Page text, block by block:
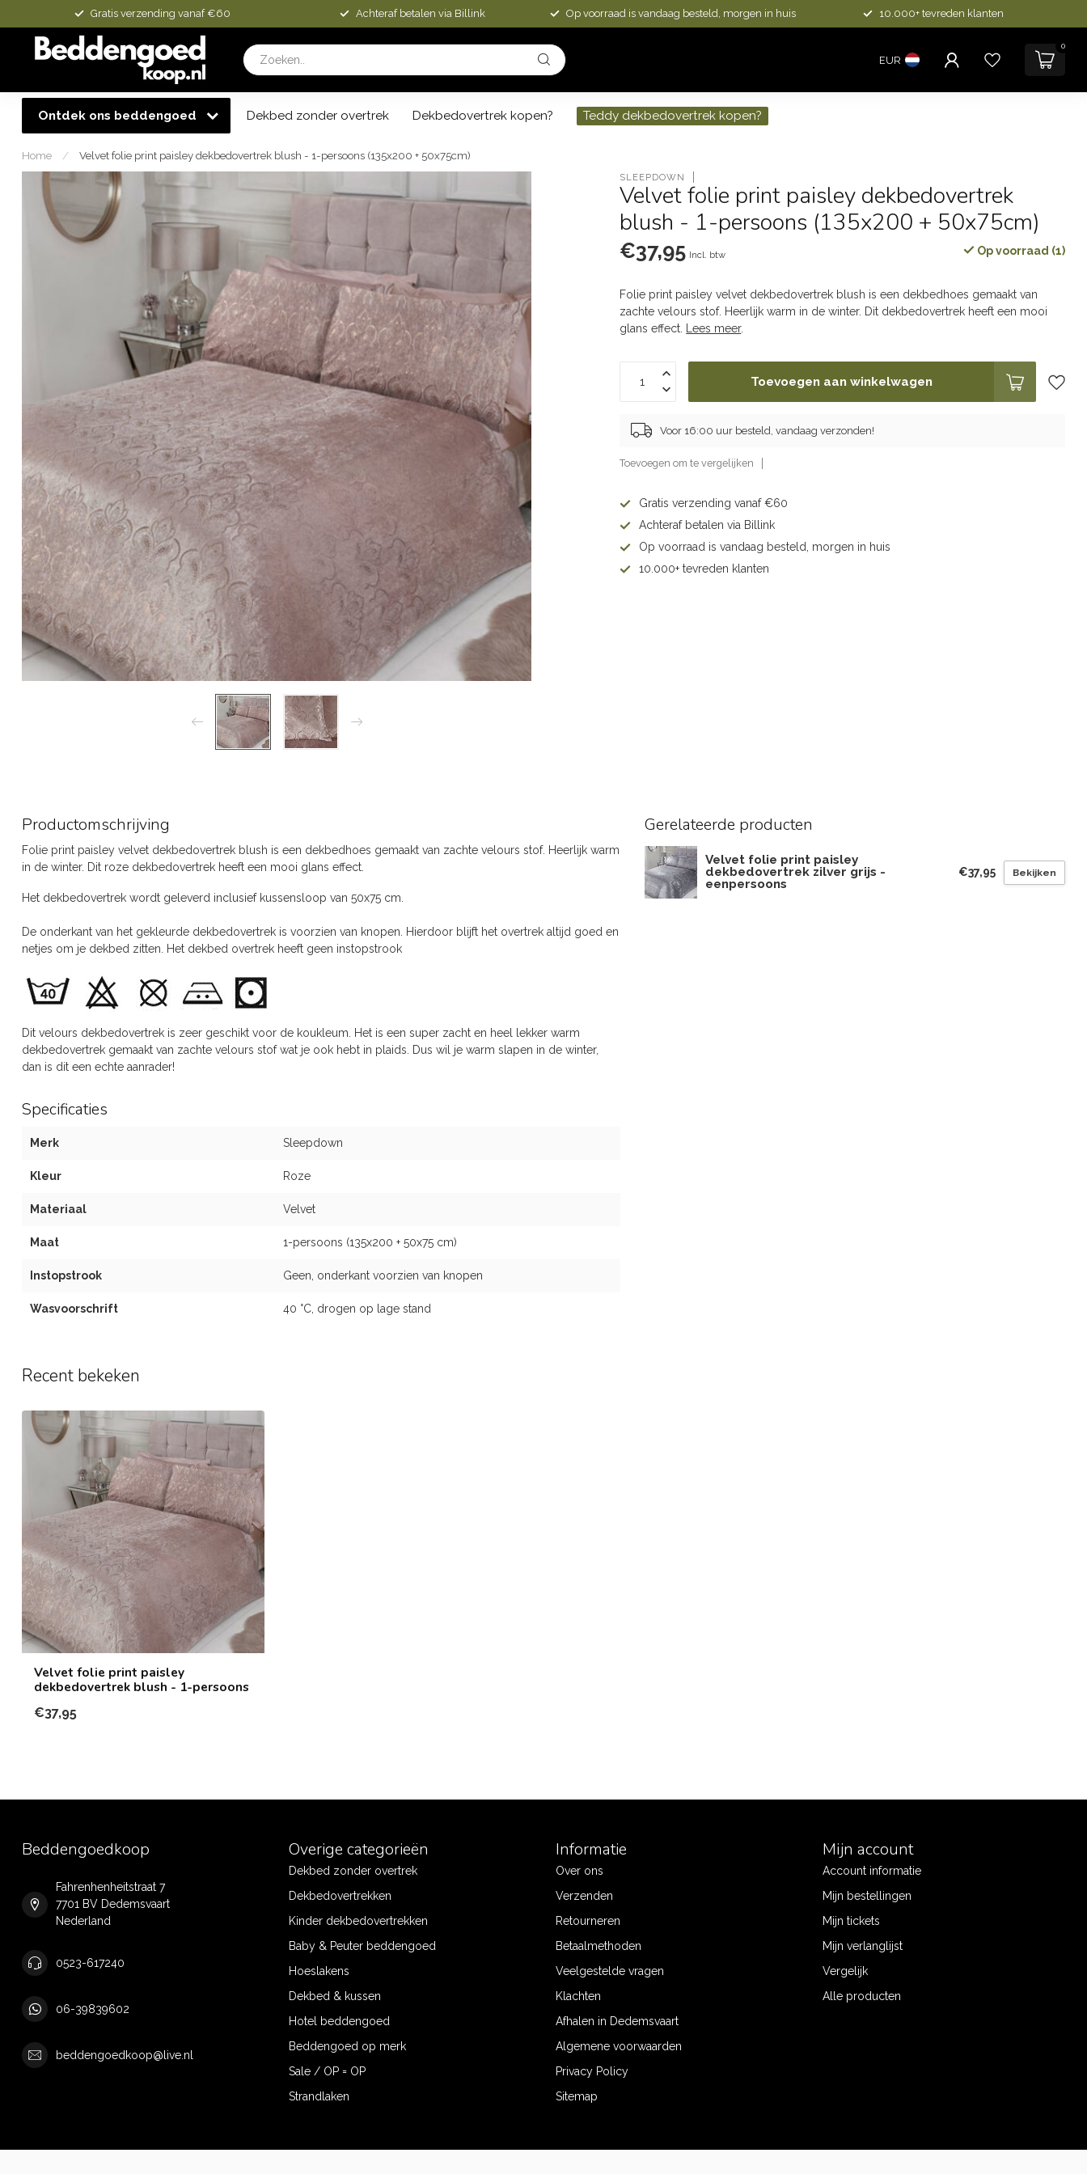
Gratis verzending vanaf €60 Achteraf betalen via Billink Op voorraad is vandaag besteld, morgen in huis 10.000+ tevreden klanten
EUR
0
Ontdek ons beddengoed Dekbed zonder overtrek Dekbedovertrek kopen? Teddy dekbedovertrek kopen?
Home / Velvet folie print paisley dekbedovertrek blush - 1-persoons (135x200 + 50x75cm)
SLEEPDOWN
Velvet folie print paisley dekbedovertrek
blush - 1-persoons (135x200 + 50x75cm)
€37,95 Incl. btw Op voorraad (1)
Folie print paisley velvet dekbedovertrek blush is een dekbedhoes gemaakt van
zachte velours stof. Heerlijk warm in de winter. Dit dekbedovertrek heeft een mooi
glans effect.
Lees meer.
Toevoegen aan winkelwagen
Voor 16:00 uur besteld, vandaag verzonden!
Toevoegen om te vergelijken
Gratis verzending vanaf €60
Achteraf betalen via Billink
Op voorraad is vandaag besteld, morgen in huis
10.000+ tevreden klanten
Productomschrijving
Folie print paisley velvet dekbedovertrek blush is een dekbedhoes gemaakt van zachte velours stof. Heerlijk warm
in de winter. Dit roze dekbedovertrek heeft een mooi glans effect.
Het dekbedovertrek wordt geleverd inclusief kussensloop van 50x75 cm.
De onderkant van het gekleurde dekbedovertrek is voorzien van knopen. Hierdoor blijft het overtrek altijd goed en
netjes om je dekbed zitten. Het dekbed overtrek heeft geen instopstrook
Dit velours dekbedovertrek is zeer geschikt voor de koukleum. Het is een super zacht en heel lekker warm
dekbedovertrek gemaakt van zachte velours stof wat je ook hebt in plaids. Dus wil je warm slapen in de winter,
dan is dit een echte aanrader!
Specificaties
Merk Sleepdown
Kleur Roze
Materiaal Velvet
Maat 1-persoons (135x200 + 50x75 cm)
Instopstrook Geen, onderkant voorzien van knopen
Wasvoorschrift 40 °C, drogen op lage stand
Gerelateerde producten
Velvet folie print paisley
dekbedovertrek zilver grijs -
eenpersoons
€37,95 Bekijken
Recent bekeken
Velvet folie print paisley
dekbedovertrek blush - 1-persoons
€37,95
Beddengoedkoop
Fahrenhenheitstraat 7
7701 BV Dedemsvaart
Nederland
0523-617240
06-39839602
beddengoedkoop@live.nl
Overige categorieën
Dekbed zonder overtrek
Dekbedovertrekken
Kinder dekbedovertrekken
Baby & Peuter beddengoed
Hoeslakens
Dekbed & kussen
Hotel beddengoed
Beddengoed op merk
Sale / OP = OP
Strandlaken
Informatie
Over ons
Verzenden
Retourneren
Betaalmethoden
Veelgestelde vragen
Klachten
Afhalen in Dedemsvaart
Algemene voorwaarden
Privacy Policy
Sitemap
Mijn account
Account informatie
Mijn bestellingen
Mijn tickets
Mijn verlanglijst
Vergelijk
Alle producten